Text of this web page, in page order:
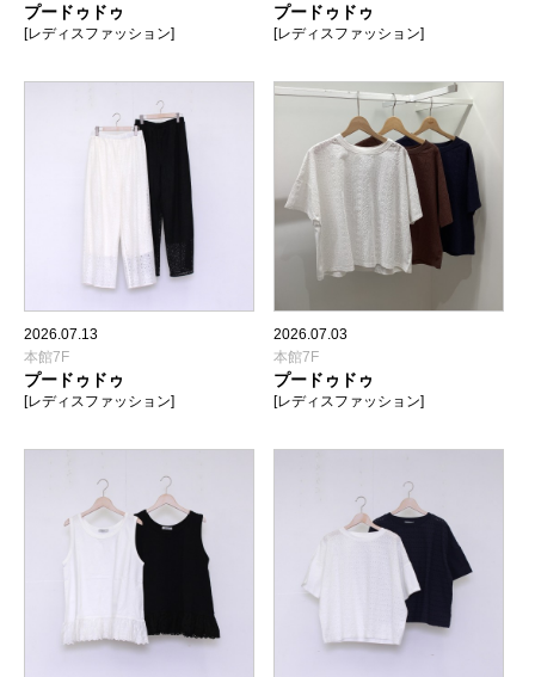
プードゥドゥ
[レディスファッション]
プードゥドゥ
[レディスファッション]
2026.07.13
本館7F
プードゥドゥ
[レディスファッション]
2026.07.03
本館7F
プードゥドゥ
[レディスファッション]